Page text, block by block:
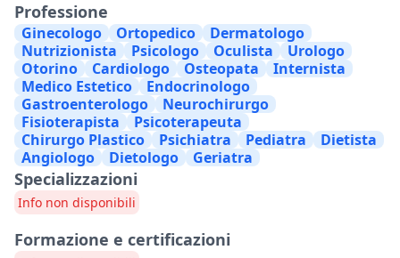
Professione
Ginecologo Ortopedico
Dermatologo
Nutrizionista
Psicologo Oculista
Urologo
Otorino
Cardiologo Osteopata
Internista
Medico Estetico
Endocrinologo
Gastroenterologo
Neurochirurgo
Fisioterapista
Psicoterapeuta
Chirurgo Plastico
Psichiatra Pediatra
Dietista
Angiologo
Dietologo Geriatra
Specializzazioni
Info non disponibili
Formazione e certificazioni